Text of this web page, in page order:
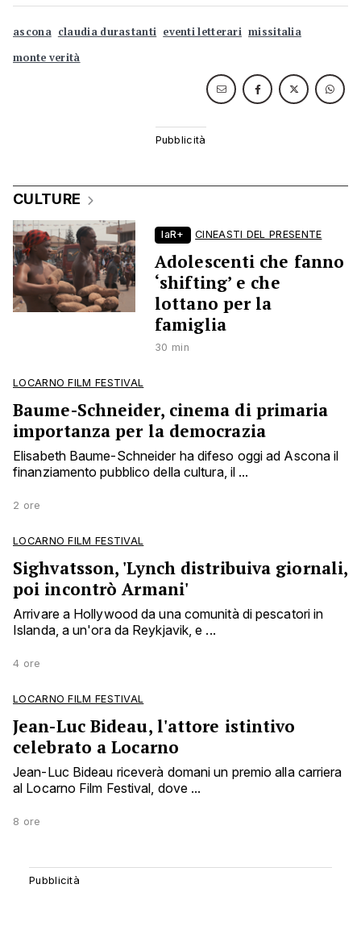
ascona claudia durastanti eventi letterari missitalia
monte verità
CULTURE
laR+ CINEASTI DEL PRESENTE
Adolescenti che fanno
‘shifting’ e che
lottano per la
famiglia
30 min
LOCARNO FILM FESTIVAL
Baume-Schneider, cinema di primaria
importanza per la democrazia
Elisabeth Baume-Schneider ha difeso oggi ad Ascona il
finanziamento pubblico della cultura, il ...
2 ore
LOCARNO FILM FESTIVAL
Sighvatsson, 'Lynch distribuiva giornali,
poi incontrò Armani'
Arrivare a Hollywood da una comunità di pescatori in
Islanda, a un'ora da Reykjavik, e ...
4 ore
LOCARNO FILM FESTIVAL
Jean-Luc Bideau, l'attore istintivo
celebrato a Locarno
Jean-Luc Bideau riceverà domani un premio alla carriera
al Locarno Film Festival, dove ...
8 ore